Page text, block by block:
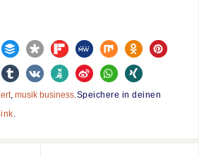
, musik business. Speichere in deinen